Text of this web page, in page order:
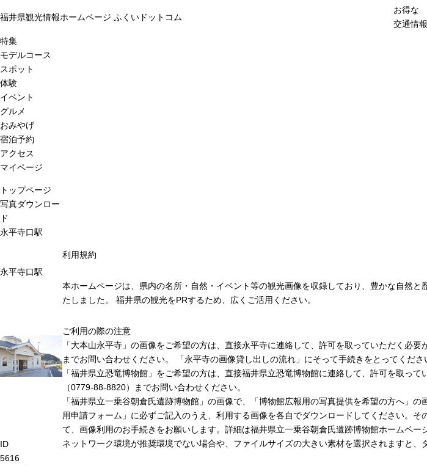
福井県観光情報ホームページ ふくいドットコム
お得な
交通情報
特集
モデルコース
スポット
体験
イベント
グルメ
おみやげ
宿泊予約
アクセス
マイページ
トップページ
写真ダウンロー
ド
永平寺口駅
永平寺口駅
ID
5616
利用規約
本ホームページは、県内の名所・自然・イベント等の観光画像を収録しており、豊かな自然
たしました。 福井県の観光をPRするため、広くご活用ください。
ご利用の際の注意
「大本山永平寺」の画像をご希望の方は、直接永平寺に連絡して、許可を取っていただく必
までお問い合わせください。 「永平寺の画像貸し出しの流れ」にそって手続きをとってくださ
「福井県立恐竜博物館」をご希望の方は、直接福井県立恐竜博物館に連絡して、許可を取っ
（0779-88-8820）までお問い合わせください。
「福井県立一乗谷朝倉氏遺跡博物館」の画像で、「博物館広報用の写真提供を希望の方へ」
用申請フォーム」に必ずご記入のうえ、利用する画像を各自でダウンロードしてください。
て、画像利用のお手続きをお願いします。詳細は福井県立一乗谷朝倉氏遺跡博物館ホームペー
ネットワーク環境が推奨環境でない場合や、ファイルサイズの大きい素材を選択されますと